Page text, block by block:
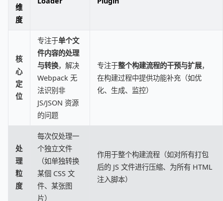
维
度
核
心
定
位
专注于单个文
件内容的处理
与转换，解决
Webpack 无
法识别非
JS/JSON 资源
的问题
专注于整个构建流程的干预与扩展，
在构建过程中提供功能补充（如优
化、生成、监控）
处
理
粒
度
每次仅处理一
个独立文件
（如单独转换
某個 CSS 文
件、某张图
片）
作用于整个构建流程（如对所有打包
后的 JS 文件进行压缩、为所有 HTML
注入脚本）